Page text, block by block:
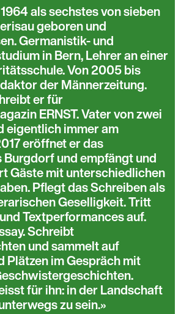
als sechstes von sieben
geboren und
Germanistik- und
in Bern, Lehrer an einer
Von 2005 bis
der Männerzeitung.
er für
ERNST. Vater von zwei
eigentlich immer am
eröffnet er das
Burgdorf und empfängt und
Gäste mit unterschiedlichen
Pflegt das Schreiben als
Geselligkeit. Tritt
Textperformances auf.
Schreibt
und sammelt auf
Plätzen im Gespräch mit
für ihn: in der Landschaft
zu sein.